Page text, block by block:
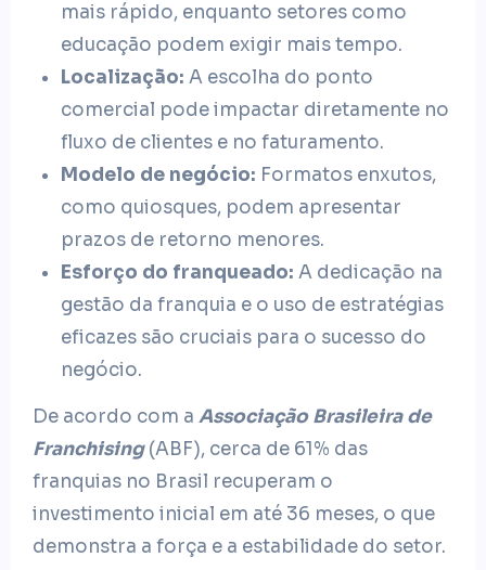
mais rápido, enquanto setores como
educação podem exigir mais tempo.
Localização: A escolha do ponto
comercial pode impactar diretamente no
fluxo de clientes e no faturamento.
Modelo de negócio: Formatos enxutos,
como quiosques, podem apresentar
prazos de retorno menores.
Esforço do franqueado: A dedicação na
gestão da franquia e o uso de estratégias
eficazes são cruciais para o sucesso do
negócio.
De acordo com a Associação Brasileira de
Franchising(ABF), cerca de 61% das
franquias no Brasil recuperam o
investimento inicial em até 36 meses, o que
demonstra a força e a estabilidade do setor.